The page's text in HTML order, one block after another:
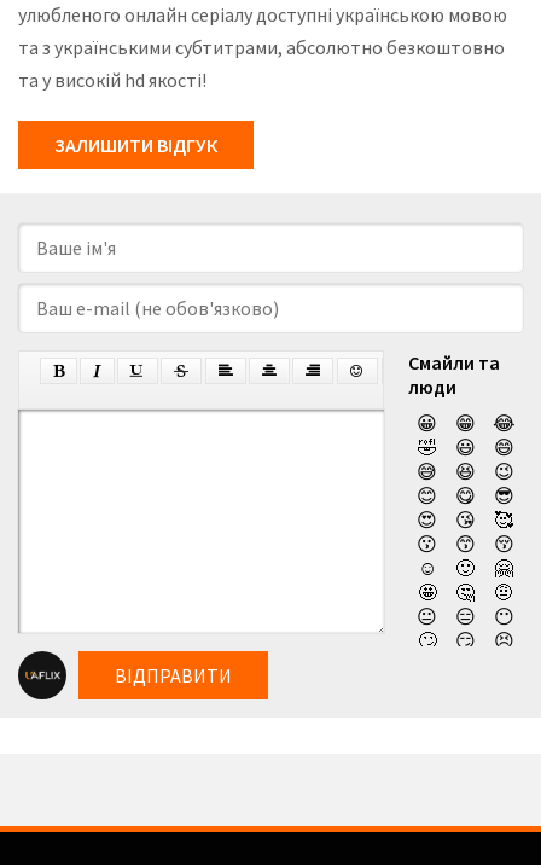
улюбленого онлайн серіалу доступні українською мовою
та з українськими субтитрами, абсолютно безкоштовно
та у високій hd якості!
ЗАЛИШИТИ ВІДГУК
Смайли та
люди
😀
😁
😂
🤣
😃
😄
😅
😆
😉
😊
😋
😎
😍
😘
🥰
😗
😙
😚
☺️
🙂
🤗
🤩
🤔
🤨
😐
😑
😶
🙄
😏
😣
😖
😞
😟
ВІДПРАВИТИ